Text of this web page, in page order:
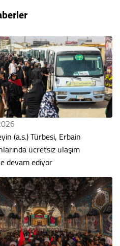
(a.s.) Türbesi, Erbain
ücretsiz ulaşım
devam ediyor